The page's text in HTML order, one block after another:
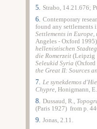
5. Strabo, 14.21.676;
6. Contemporary
found any settlements
Settlements in
Angeles - Oxford
hellenistischen
die Romerzeit (Leipzig
Seleukid Syria (Oxford
the Great II: Sources
7. Le synekdemos
Chypre, Honigmann,
8. Dussaud, R.,
(Paris 1927) from p.
9. Jonas, 2.11.